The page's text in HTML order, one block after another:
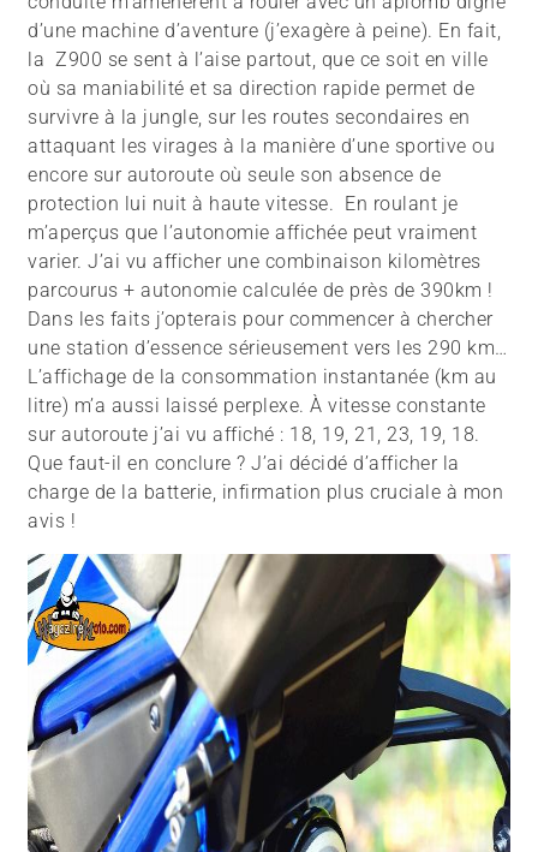
d’une machine d’aventure (j’exagère à peine). En fait,
la Z900 se sent à l’aise partout, que ce soit en ville
où sa maniabilité et sa direction rapide permet de
survivre à la jungle, sur les routes secondaires en
attaquant les virages à la manière d’une sportive ou
encore sur autoroute où seule son absence de
protection lui nuit à haute vitesse. En roulant je
m’aperçus que l’autonomie affichée peut vraiment
varier. J’ai vu afficher une combinaison kilomètres
parcourus + autonomie calculée de près de 390km !
Dans les faits j’opterais pour commencer à chercher
une station d’essence sérieusement vers les 290 km…
L’affichage de la consommation instantanée (km au
litre) m’a aussi laissé perplexe. À vitesse constante
sur autoroute j’ai vu affiché : 18, 19, 21, 23, 19, 18.
Que faut-il en conclure ? J’ai décidé d’afficher la
charge de la batterie, infirmation plus cruciale à mon
avis !